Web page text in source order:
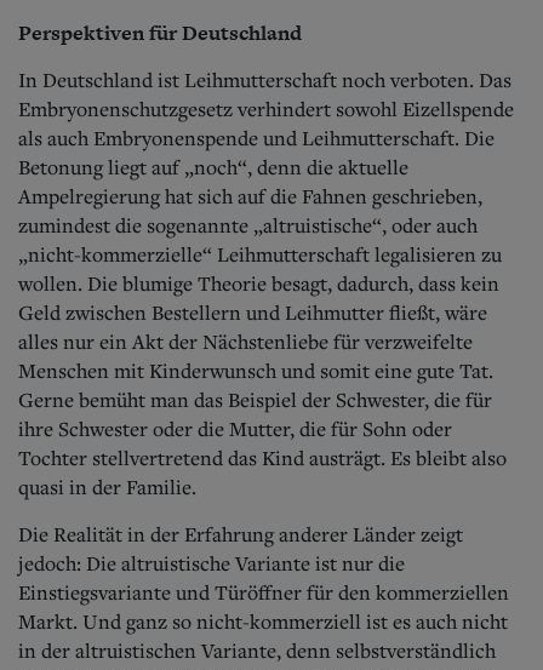
Perspektiven für Deutschland
In Deutschland ist Leihmutterschaft noch verboten. Das
Embryonenschutzgesetz verhindert sowohl Eizellspende
als auch Embryonenspende und Leihmutterschaft. Die
Betonung liegt auf „noch“, denn die aktuelle
Ampelregierung hat sich auf die Fahnen geschrieben,
zumindest die sogenannte „altruistische“, oder auch
„nicht-kommerzielle“ Leihmutterschaft legalisieren zu
wollen. Die blumige Theorie besagt, dadurch, dass kein
Geld zwischen Bestellern und Leihmutter fließt, wäre
alles nur ein Akt der Nächstenliebe für verzweifelte
Menschen mit Kinderwunsch und somit eine gute Tat.
Gerne bemüht man das Beispiel der Schwester, die für
ihre Schwester oder die Mutter, die für Sohn oder
Tochter stellvertretend das Kind austrägt. Es bleibt also
quasi in der Familie.
Die Realität in der Erfahrung anderer Länder zeigt
jedoch: Die altruistische Variante ist nur die
Einstiegsvariante und Türöffner für den kommerziellen
Markt. Und ganz so nicht-kommerziell ist es auch nicht
in der altruistischen Variante, denn selbstverständlich